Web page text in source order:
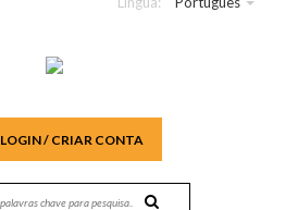
LOGIN / CRIAR CONTA